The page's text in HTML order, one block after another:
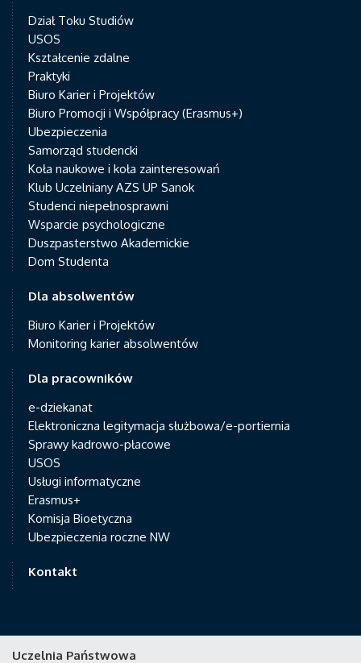
Dział Toku Studiów
USOS
Kształcenie zdalne
Praktyki
Biuro Karier i Projektów
Biuro Promocji i Współpracy (Erasmus+)
Ubezpieczenia
Samorząd studencki
Koła naukowe i koła zainteresowań
Klub Uczelniany AZS UP Sanok
Studenci niepełnosprawni
Wsparcie psychologiczne
Duszpasterstwo Akademickie
Dom Studenta
Dla absolwentów
Biuro Karier i Projektów
Monitoring karier absolwentów
Dla pracowników
e-dziekanat
Elektroniczna legitymacja służbowa/e-portiernia
Sprawy kadrowo-płacowe
USOS
Usługi informatyczne
Erasmus+
Komisja Bioetyczna
Ubezpieczenia roczne NW
Kontakt
Uczelnia Państwowa